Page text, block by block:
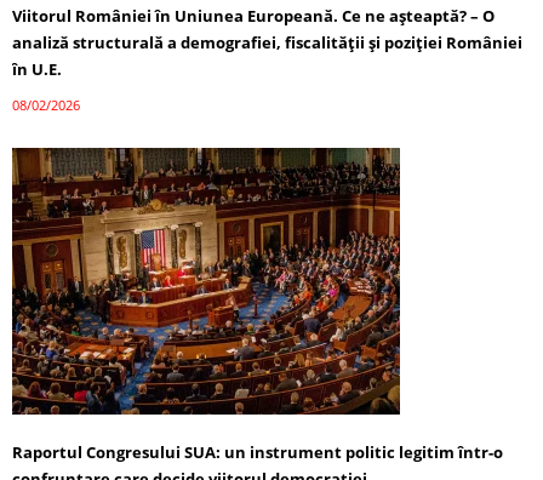
Viitorul României în Uniunea Europeană. Ce ne așteaptă? – O
analiză structurală a demografiei, fiscalității și poziției României
în U.E.
08/02/2026
Raportul Congresului SUA: un instrument politic legitim într-o